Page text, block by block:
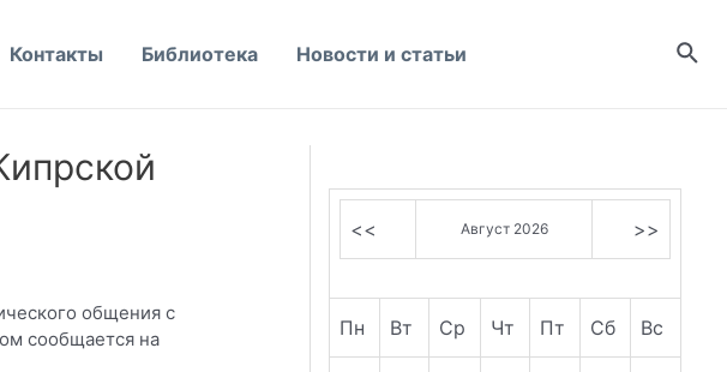
Контакты Библиотека Новости и статьи
общения с
сообщается на
<< Август 2026 >>
Пн Вт Ср Чт Пт Сб Вс